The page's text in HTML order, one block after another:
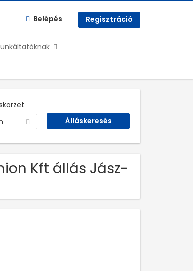
Belépés Regisztráció
Kft állás Jász-